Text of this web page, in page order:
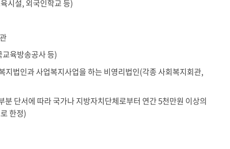
시설, 외국인학교 등)
육방송공사 등)
법인과 사업복지사업을 하는 비영리법인(각종 사회복지회관,
단서에 따라 국가나 지방자치단체로부터 연간 5천만원 이상의
한정)